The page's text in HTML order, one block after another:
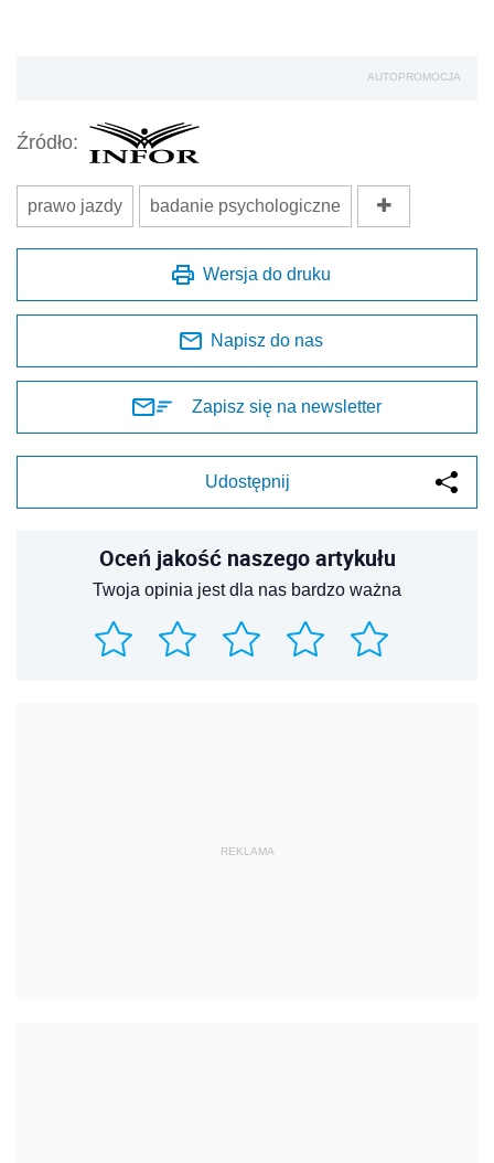
AUTOPROMOCJA
Źródło:
prawo jazdy badanie psychologiczne
Wersja do druku
Napisz do nas
Zapisz się na newsletter
Udostępnij
Oceń jakość naszego artykułu
Twoja opinia jest dla nas bardzo ważna
REKLAMA